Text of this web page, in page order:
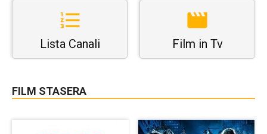
Lista Canali Film in Tv
FILM STASERA